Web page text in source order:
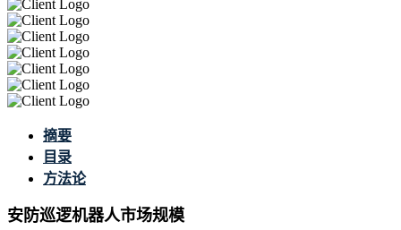
摘要
目录
方法论
安防巡逻机器人市场规模